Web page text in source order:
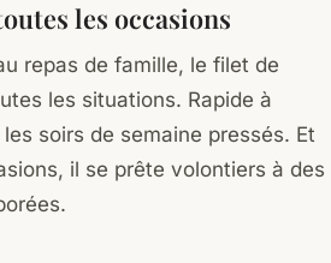
les occasions
repas de famille, le filet de
les situations. Rapide à
soirs de semaine pressés. Et
il se prête volontiers à des